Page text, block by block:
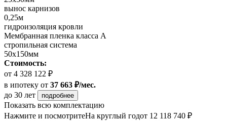
вынос карнизов
0,25м
гидроизоляция кровли
Мембранная пленка класса А
стропильная система
50х150мм
Стоимость:
от 4 328 122 ₽
в ипотеку от 37 663 ₽/мес.
до 30 лет
подробнее
Показать всю комплектацию
Нажмите и посмотритеНа круглый годот 12 118 740 ₽